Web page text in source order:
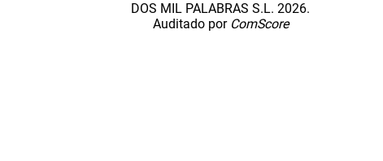
DOS MIL PALABRAS S.L. 2026.
Auditado por ComScore